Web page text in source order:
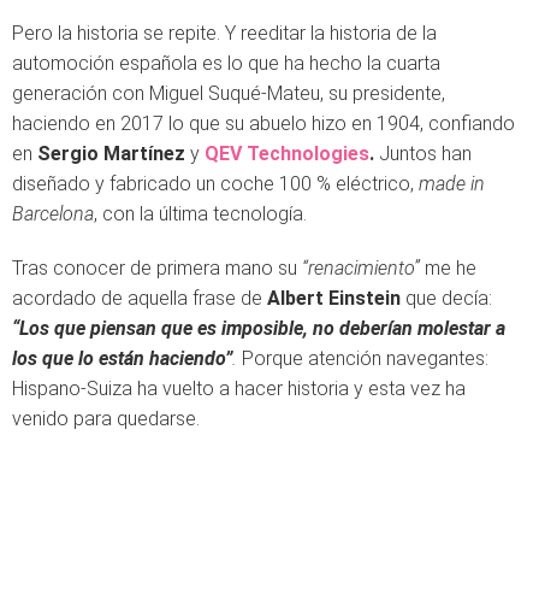
Pero la historia se repite. Y reeditar la historia de la
automoción española es lo que ha hecho la cuarta
generación con Miguel Suqué-Mateu, su presidente,
haciendo en 2017 lo que su abuelo hizo en 1904, confiando
en Sergio Martínez y QEV Technologies. Juntos han
diseñado y fabricado un coche 100 % eléctrico, made in
Barcelona, con la última tecnología.
Tras conocer de primera mano su “renacimiento”me he
acordado de aquella frase de Albert Einstein que decía:
“Los que piensan que es imposible, no deberían molestar a
los que lo están haciendo”. Porque atención navegantes:
Hispano-Suiza ha vuelto a hacer historia y esta vez ha
venido para quedarse.